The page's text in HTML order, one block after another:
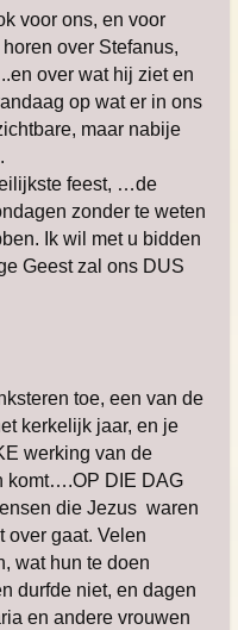
voor ons, en voor
over Stefanus,
over wat hij ziet en
op wat er in ons
maar nabije
feest, …de
zonder te weten
Ik wil met u bidden
Geest zal ons DUS
toe, een van de
kerkelijk jaar, en je
werking van de
komt….OP DIE DAG
die Jezus waren
over gaat. Velen
wat hun te doen
durfde niet, en dagen
en andere vrouwen